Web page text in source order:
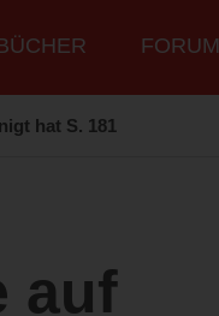
FORUM
hat S. 181
auf